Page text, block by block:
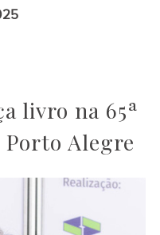
livro na 65ª
Alegre